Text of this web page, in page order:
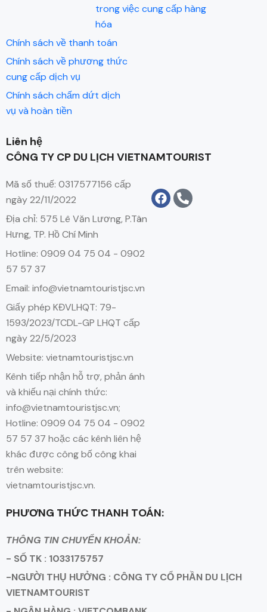
trong việc cung cấp hàng
hóa
Chính sách về thanh toán
Chính sách về phương thức
cung cấp dịch vụ
Chính sách chấm dứt dịch
vụ và hoàn tiền
Liên hệ
CÔNG TY CP DU LỊCH VIETNAMTOURIST
Mã số thuế: 0317577156 cấp
ngày 22/11/2022
Địa chỉ: 575 Lê Văn Lương, P.Tân
Hưng, TP. Hồ Chí Minh
Hotline: 0909 04 75 04 - 0902
57 57 37
Email: info@vietnamtouristjsc.vn
Giấy phép KĐVLHQT: 79-
1593/2023/TCDL-GP LHQT cấp
ngày 22/5/2023
Website: vietnamtouristjsc.vn
Kênh tiếp nhận hỗ trợ, phản ánh
và khiếu nại chính thức:
info@vietnamtouristjsc.vn;
Hotline: 0909 04 75 04 - 0902
57 57 37 hoặc các kênh liên hệ
khác được công bố công khai
trên website:
vietnamtouristjsc.vn.
PHƯƠNG THỨC THANH TOÁN:
THÔNG TIN CHUYỂN KHOẢN:
- SỐ TK : 1033175757
-NGƯỜI THỤ HƯỞNG : CÔNG TY CỔ PHẦN DU LỊCH
VIETNAMTOURIST